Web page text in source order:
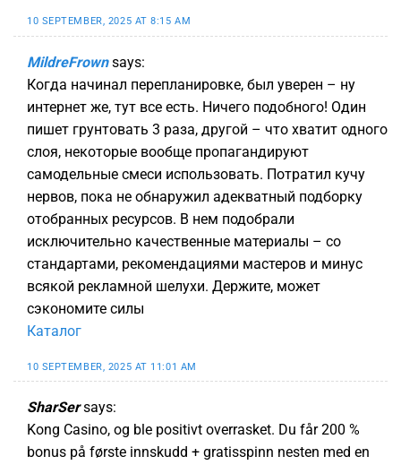
10 SEPTEMBER, 2025 AT 8:15 AM
MildreFrown says:
Когда начинал перепланировке, был уверен – ну
интернет же, тут все есть. Ничего подобного! Один
пишет грунтовать 3 раза, другой – что хватит одного
слоя, некоторые вообще пропагандируют
самодельные смеси использовать. Потратил кучу
нервов, пока не обнаружил адекватный подборку
отобранных ресурсов. В нем подобрали
исключительно качественные материалы – со
стандартами, рекомендациями мастеров и минус
всякой рекламной шелухи. Держите, может
сэкономите силы
Каталог
10 SEPTEMBER, 2025 AT 11:01 AM
SharSer says:
Kong Casino, og ble positivt overrasket. Du får 200 %
bonus på første innskudd + gratisspinn nesten med en